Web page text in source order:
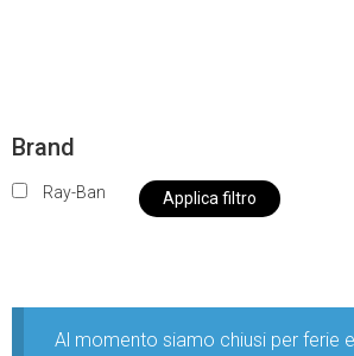
Brand
Ray-Ban Applica filtro
Al momento siamo chiusi per ferie